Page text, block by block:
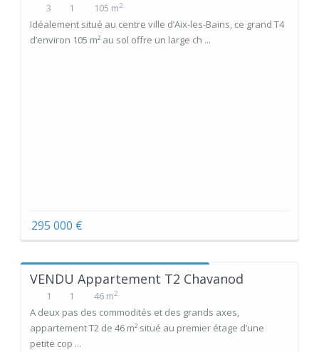
3 1 105 m2
Idéalement situé au centre ville d’Aix-les-Bains, ce grand T4
d’environ 105 m² au sol offre un large ch ...
295 000 €
VENDU Appartement T2 Chavanod
1 1 46 m2
A deux pas des commodités et des grands axes,
appartement T2 de 46 m² situé au premier étage d’une
petite cop ...